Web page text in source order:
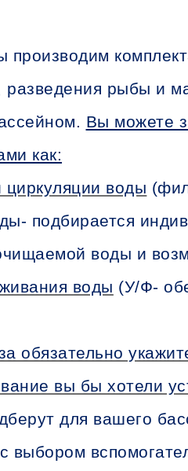
производим
разведения рыбы и
Вы можете
как:
воды
подбирается
воды и
воды (У/Ф-
обязательно
вы бы хотели
для вашего
выбором